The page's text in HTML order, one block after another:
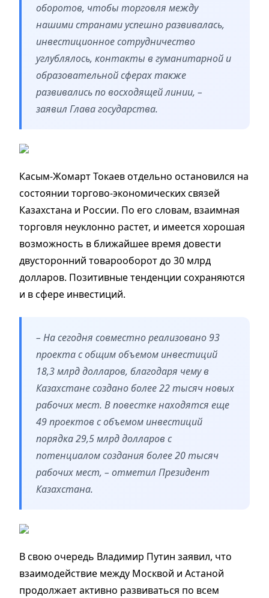
оборотов, чтобы торговля между
нашими странами успешно развивалась,
инвестиционное сотрудничество
углублялось, контакты в гуманитарной и
образовательной сферах также
развивались по восходящей линии, –
заявил Глава государства.
Касым-Жомарт Токаев отдельно остановился на
состоянии торгово-экономических связей
Казахстана и России. По его словам, взаимная
торговля неуклонно растет, и имеется хорошая
возможность в ближайшее время довести
двусторонний товарооборот до 30 млрд
долларов. Позитивные тенденции сохраняются
и в сфере инвестиций.
– На сегодня совместно реализовано 93
проекта с общим объемом инвестиций
18,3 млрд долларов, благодаря чему в
Казахстане создано более 22 тысяч новых
рабочих мест. В повестке находятся еще
49 проектов с объемом инвестиций
порядка 29,5 млрд долларов с
потенциалом создания более 20 тысяч
рабочих мест, – отметил Президент
Казахстана.
В свою очередь Владимир Путин заявил, что
взаимодействие между Москвой и Астаной
продолжает активно развиваться по всем